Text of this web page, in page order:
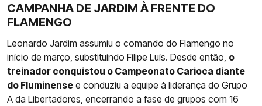
CAMPANHA DE JARDIM À FRENTE DO
FLAMENGO
Leonardo Jardim assumiu o comando do Flamengo no
início de março, substituindo Filipe Luís. Desde então, o
treinador conquistou o Campeonato Carioca diante
do Fluminense e conduziu a equipe à liderança do Grupo
A da Libertadores, encerrando a fase de grupos com 16